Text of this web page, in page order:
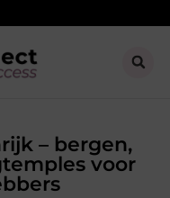
– bergen,
voor